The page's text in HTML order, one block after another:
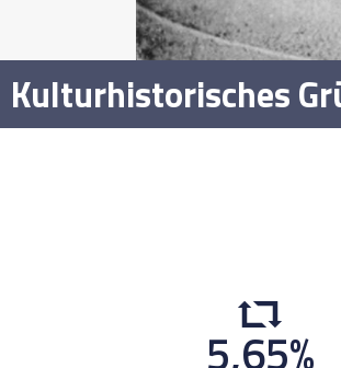
Kulturhistorisches
5,65%